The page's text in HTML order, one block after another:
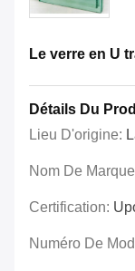
Le verre en U
Détails Du
Lieu D'origine:
Nom De
Certification:
Numéro De